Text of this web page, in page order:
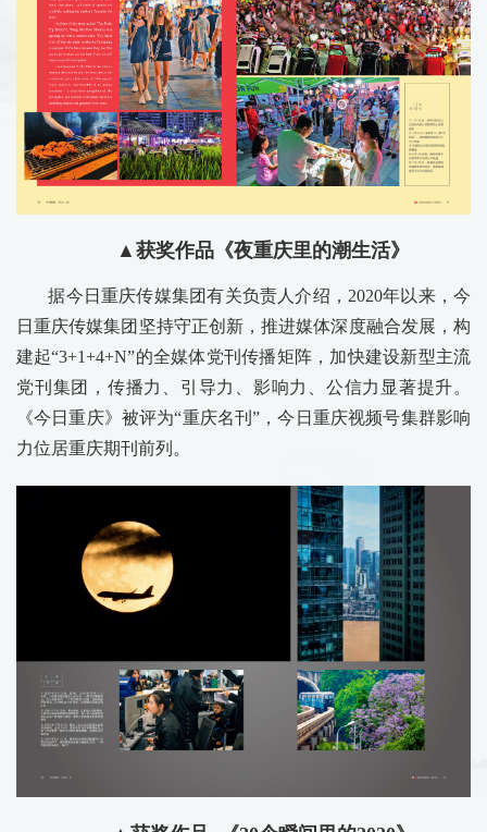
▲获奖作品《夜重庆里的潮生活》
据今日重庆传媒集团有关负责人介绍，2020年以来，今
日重庆传媒集团坚持守正创新，推进媒体深度融合发展，构
建起“3+1+4+N”的全媒体党刊传播矩阵，加快建设新型主流
党刊集团，传播力、引导力、影响力、公信力显著提升。
《今日重庆》被评为“重庆名刊”，今日重庆视频号集群影响
力位居重庆期刊前列。